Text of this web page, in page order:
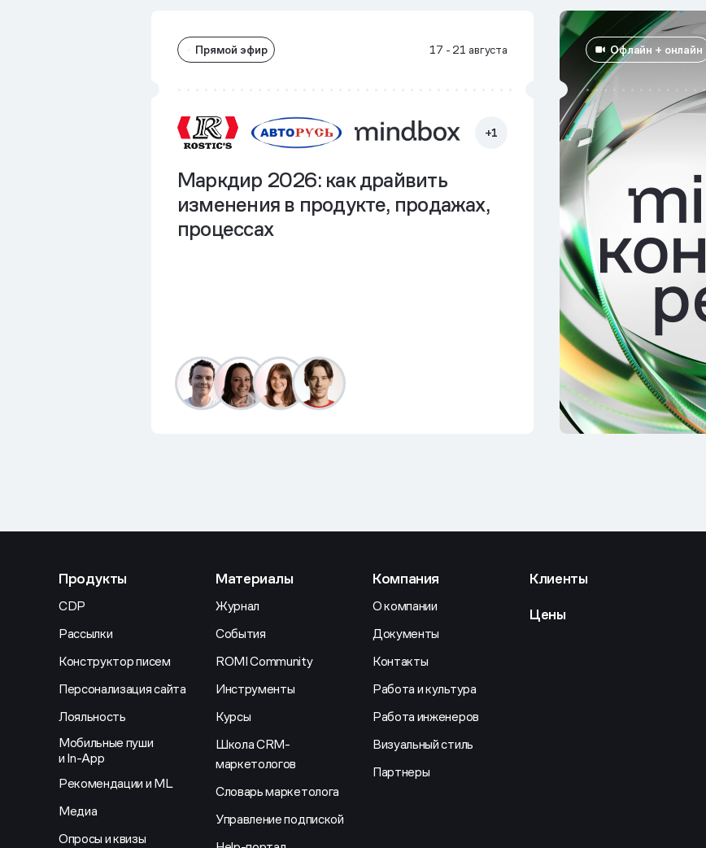
Прямой эфир 17 - 21 августа
+1
Маркдир 2026: как драйвить
изменения в продукте, продажах,
процессах
Офлайн + онлайн
Продукты
CDP
Рассылки
Конструктор писем
Персонализация сайта
Лояльность
Мобильные пуши
и In-App
Рекомендации и ML
Медиа
Опросы и квизы
Материалы
Журнал
События
ROMI Community
Инструменты
Курсы
Школа CRM-
маркетологов
Словарь маркетолога
Управление подпиской
Компания
О компании
Документы
Контакты
Работа и культура
Работа инженеров
Визуальный стиль
Партнеры
Клиенты
Цены